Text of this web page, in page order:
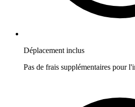
Déplacement inclus
Pas de frais supplémentaires pour